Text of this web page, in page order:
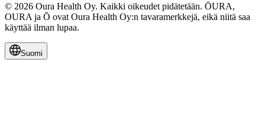
© 2026 Oura Health Oy. Kaikki oikeudet pidätetään. ŌURA,
OURA ja Ō ovat Oura Health Oy:n tavaramerkkejä, eikä niitä saa
käyttää ilman lupaa.
Suomi